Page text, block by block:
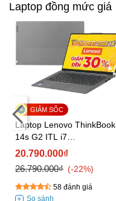
Laptop đồng mức giá
Laptop Lenovo ThinkBook
14s G2 ITL i7
1165G7/8GB/512GB/Win11
20.790.000₫
26.790.000₫
-22%
58 đánh giá